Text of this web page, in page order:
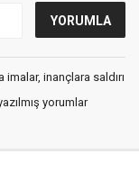
inançlara saldırı
yorumlar